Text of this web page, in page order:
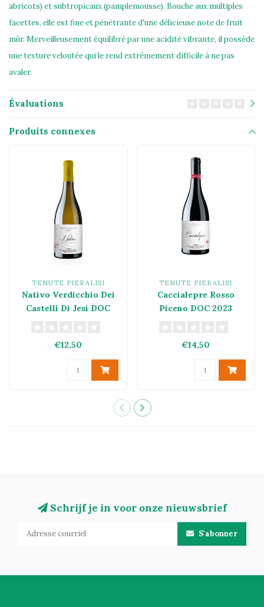
abricots) et subtropicaux (pamplemousse). Bouche aux multiples
facettes, elle est fine et pénétrante d'une délicieuse note de fruit
mûr. Merveilleusement équilibré par une acidité vibrante, il possède
une texture veloutée qui le rend extrêmement difficile à ne pas
avaler.
Évaluations
Produits connexes
TENUTE PIERALISI
Nativo Verdicchio Dei
Castelli Di Jesi DOC
€12,50
TENUTE PIERALISI
Caccialepre Rosso
Piceno DOC 2023
€14,50
Schrijf je in voor onze nieuwsbrief
S'abonner